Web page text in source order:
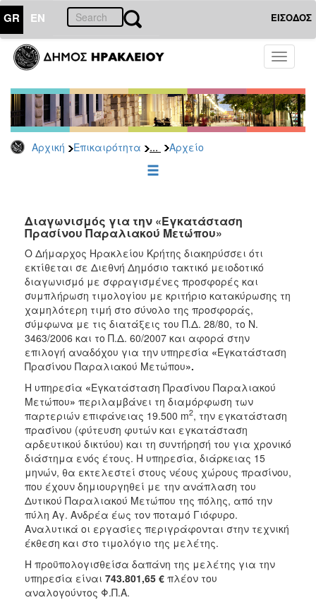
GR EN ΕΙΣΟΔΟΣ
Toggle
Αρχική Επικαιρότητα ... Αρχείο
ΕΠΙΚΑΙΡΟΤΗΤΑ
-
Δημοπρασίες
Αρχείο
2026
2022
2021
2020
2019
2018
2017
2016
2015
2013
ΔΗΜΟΤΗΣ
ΕΠΙΣΚΕΠΤΗΣ
ΗΡΑΚΛΕΙΟ
Διαγωνισμός για την «Εγκατάσταση
Πρασίνου Παραλιακού Μετώπου»
Ο Δήμαρχος Ηρακλείου Κρήτης διακηρύσσει ότι
εκτίθεται σε Διεθνή Δημόσιο τακτικό μειοδοτικό
διαγωνισμό με σφραγισμένες προσφορές και
συμπλήρωση τιμολογίου με κριτήριο κατακύρωσης τη
χαμηλότερη τιμή στο σύνολο της προσφοράς,
σύμφωνα με τις διατάξεις του Π.Δ. 28/80, το Ν.
3463/2006 και το Π.Δ. 60/2007 και αφορά στην
επιλογή αναδόχου για την υπηρεσία «Εγκατάσταση
Πρασίνου Παραλιακού Μετώπου».
Η υπηρεσία «Εγκατάσταση Πρασίνου Παραλιακού
Μετώπου» περιλαμβάνει τη διαμόρφωση των
παρτεριών επιφάνειας 19.500 m2, την εγκατάσταση
πρασίνου (φύτευση φυτών και εγκατάσταση
αρδευτικού δικτύου) και τη συντήρησή του για χρονικό
διάστημα ενός έτους. Η υπηρεσία, διάρκειας 15
μηνών, θα εκτελεστεί στους νέους χώρους πρασίνου,
που έχουν δημιουργηθεί με την ανάπλαση του
Δυτικού Παραλιακού Μετώπου της πόλης, από την
πύλη Αγ. Ανδρέα έως τον ποταμό Γιόφυρο.
Αναλυτικά οι εργασίες περιγράφονται στην τεχνική
έκθεση και στο τιμολόγιο της μελέτης.
Η προϋπολογισθείσα δαπάνη της μελέτης για την
υπηρεσία είναι 743.801,65 € πλέον του
αναλογούντος Φ.Π.Α.